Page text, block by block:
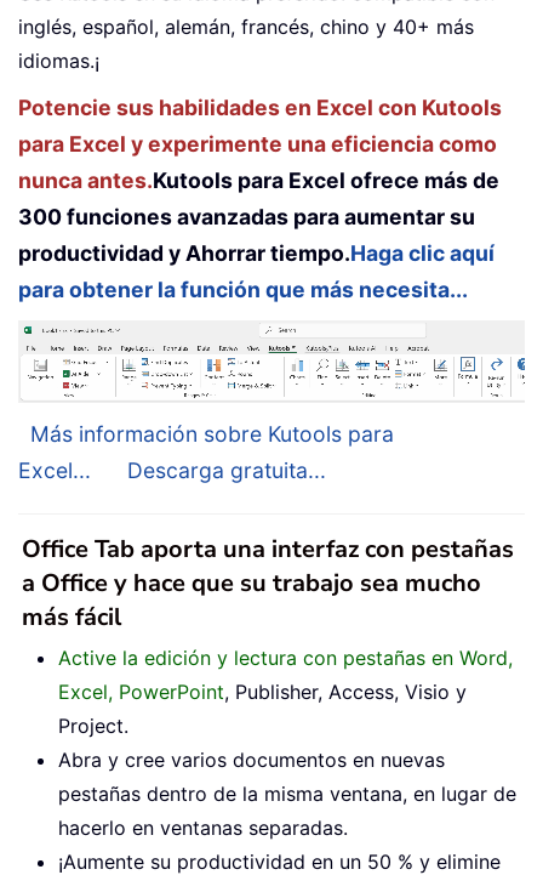
inglés, español, alemán, francés, chino y 40+ más
idiomas.¡
Potencie sus habilidades en Excel con Kutools
para Excel y experimente una eficiencia como
nunca antes.Kutools para Excel ofrece más de
300 funciones avanzadas para aumentar su
productividad y Ahorrar tiempo.Haga clic aquí
para obtener la función que más necesita...
Más información sobre Kutools para
Excel...
Descarga gratuita...
Office Tab aporta una interfaz con pestañas
a Office y hace que su trabajo sea mucho
más fácil
Active la edición y lectura con pestañas en Word,
Excel, PowerPoint, Publisher, Access, Visio y
Project.
Abra y cree varios documentos en nuevas
pestañas dentro de la misma ventana, en lugar de
hacerlo en ventanas separadas.
¡Aumente su productividad en un 50 % y elimine